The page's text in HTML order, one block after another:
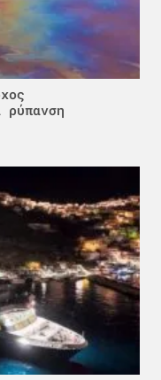
ρύπανση